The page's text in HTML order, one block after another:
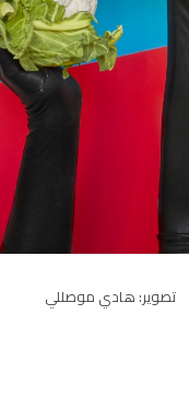
تصوير: هادي موصللي